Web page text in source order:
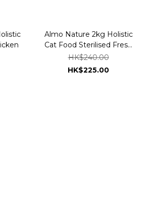
Almo Nature 2kg Holistic
Cat Food Sterilised Fresh
Salmon
HK$240.00
HK$225.00